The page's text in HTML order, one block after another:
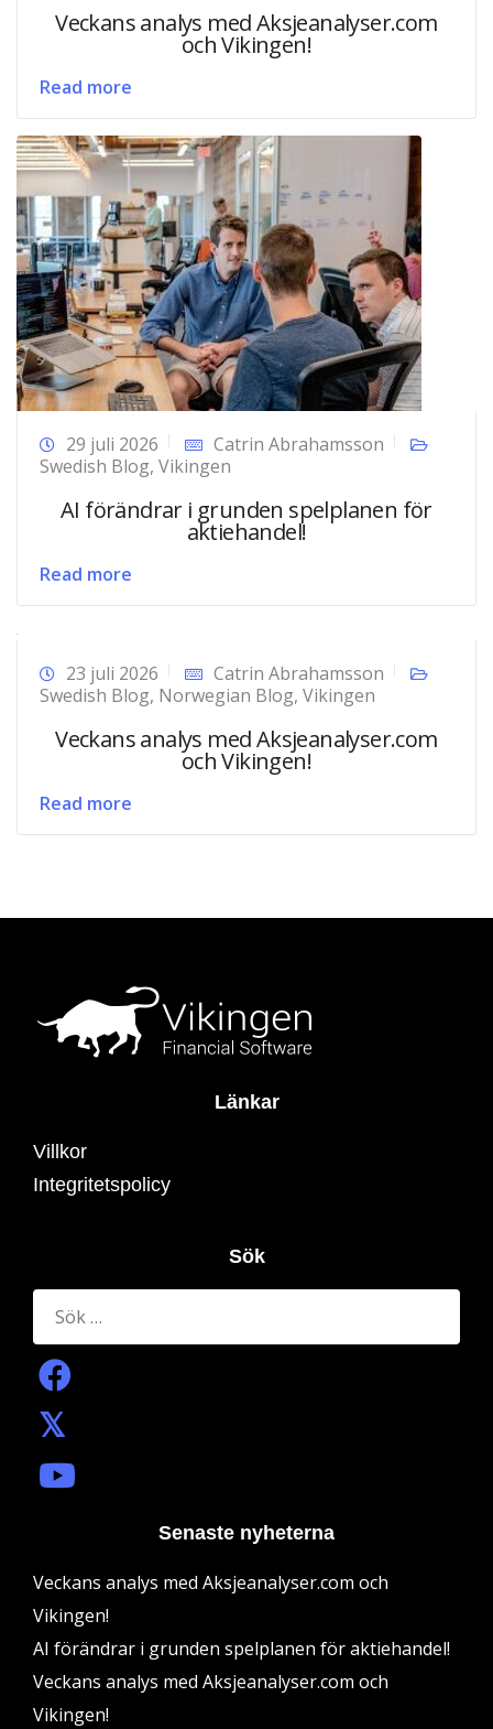
Veckans analys med Aksjeanalyser.com
och Vikingen!
Read more
29 juli 2026
Catrin Abrahamsson
Swedish Blog, Vikingen
AI förändrar i grunden spelplanen för
aktiehandel!
Read more
23 juli 2026
Catrin Abrahamsson
Swedish Blog, Norwegian Blog, Vikingen
Veckans analys med Aksjeanalyser.com
och Vikingen!
Read more
Länkar
Villkor
Integritetspolicy
Sök
Sök
efter:
Senaste nyheterna
Veckans analys med Aksjeanalyser.com och
Vikingen!
AI förändrar i grunden spelplanen för aktiehandel!
Veckans analys med Aksjeanalyser.com och
Vikingen!